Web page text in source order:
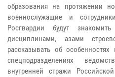
образования на протяжении
военнослужащие и
Росгвардии будут
дисциплинами, азами
рассказывать об
спецподразделениях
внутренней стражи